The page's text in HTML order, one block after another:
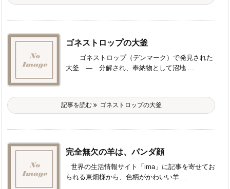
ゴネストロップの大釜
ゴネストロップ（デンマーク）で発見された
大釜 ― 分解され、奉納物として沼地 ...
記事を読む ゴネストロップの大釜
完全無欠の羊は、パンダ顔
世界の生活情報サイト「ima」に記事を寄せてお
られる東畑様から、色柄がかわいい羊 ...